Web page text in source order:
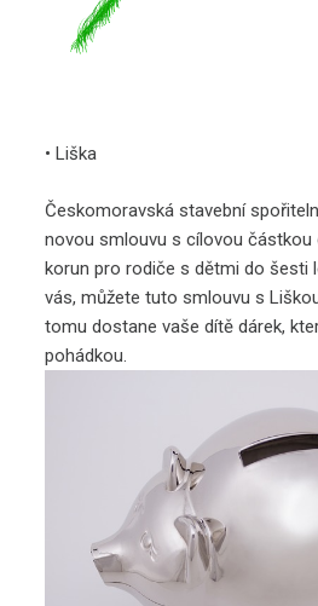
• Liška
Českomoravská stavební
novou smlouvu s cílovou
korun pro rodiče s dětmi do šesti
vás, můžete tuto smlouvu s
tomu dostane vaše dítě dárek,
pohádkou.